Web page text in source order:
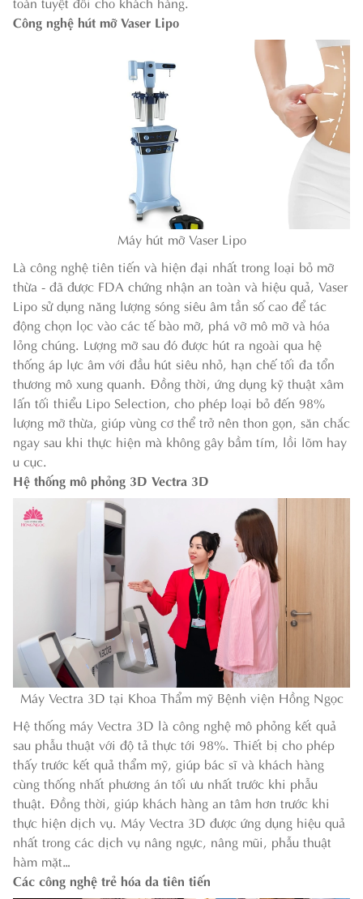
Công nghệ hút mỡ Vaser Lipo
Máy hút mỡ Vaser Lipo
Là công nghệ tiên tiến và hiện đại nhất trong loại bỏ mỡ
thừa - đã được FDA chứng nhận an toàn và hiệu quả, Vaser
Lipo sử dụng năng lượng sóng siêu âm tần số cao để tác
động chọn lọc vào các tế bào mỡ, phá vỡ mô mỡ và hóa
lỏng chúng. Lượng mỡ sau đó được hút ra ngoài qua hệ
thống áp lực âm với đầu hút siêu nhỏ, hạn chế tối đa tổn
thương mô xung quanh. Đồng thời, ứng dụng kỹ thuật xâm
lấn tối thiểu Lipo Selection, cho phép loại bỏ đến 98%
lượng mỡ thừa, giúp vùng cơ thể trở nên thon gọn, săn chắc
ngay sau khi thực hiện mà không gây bầm tím, lồi lõm hay
u cục.
Hệ thống mô phỏng 3D Vectra 3D
Máy Vectra 3D tại Khoa Thẩm mỹ Bệnh viện Hồng Ngọc
Hệ thống máy Vectra 3D là công nghệ mô phỏng kết quả
sau phẫu thuật với độ tả thực tới 98%. Thiết bị cho phép
thấy trước kết quả thẩm mỹ, giúp bác sĩ và khách hàng
cùng thống nhất phương án tối ưu nhất trước khi phẫu
thuật. Đồng thời, giúp khách hàng an tâm hơn trước khi
thực hiện dịch vụ. Máy Vectra 3D được ứng dụng hiệu quả
nhất trong các dịch vụ nâng ngực, nâng mũi, phẫu thuật
hàm mặt…
Các công nghệ trẻ hóa da tiên tiến